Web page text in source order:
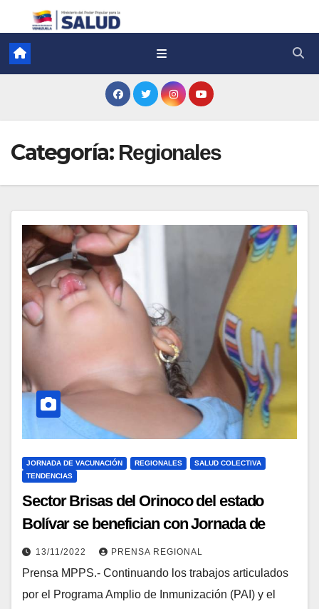
Categoría: Regionales
JORNADA DE VACUNACIÓN REGIONALES
SALUD COLECTIVA
TENDENCIAS
Sector Brisas del Orinoco del estado
Bolívar se benefician con Jornada de
Vacunación
13/11/2022 PRENSA REGIONAL
Prensa MPPS.- Continuando los trabajos articulados
por el Programa Amplio de Inmunización (PAI) y el